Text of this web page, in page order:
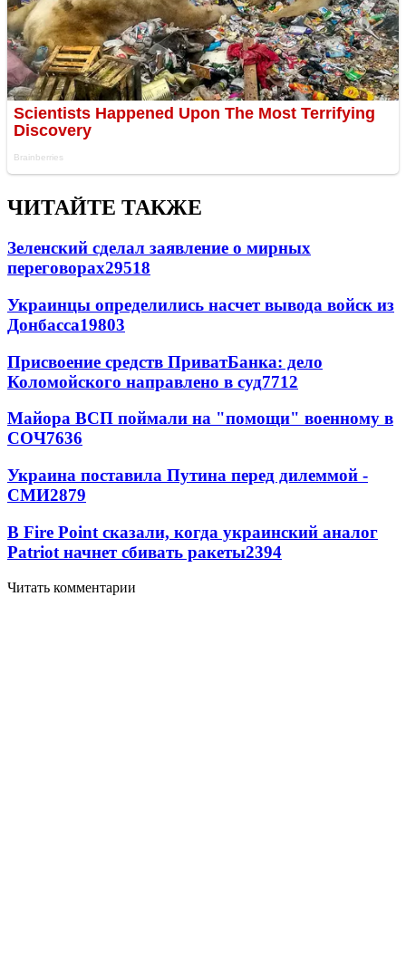
ЧИТАЙТЕ ТАКЖЕ
Зеленский сделал заявление о мирных
переговорах29518
Украинцы определились насчет вывода войск из
Донбасса19803
Присвоение средств ПриватБанка: дело
Коломойского направлено в суд7712
Майора ВСП поймали на "помощи" военному в
СОЧ7636
Украина поставила Путина перед дилеммой -
СМИ2879
В Fire Point сказали, когда украинский аналог
Patriot начнет сбивать ракеты2394
Читать комментарии